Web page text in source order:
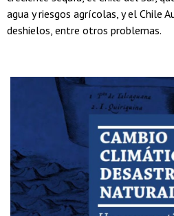
agua y riesgos agrícolas, y el Chile
deshielos, entre otros problemas.